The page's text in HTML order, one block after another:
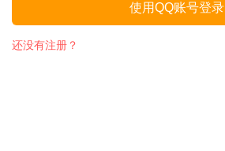
使用QQ账号登录
还没有注册？